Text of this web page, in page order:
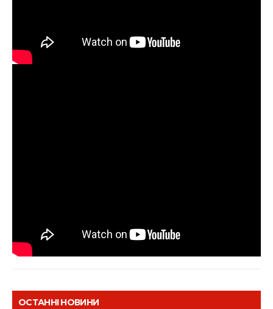
ОСТАННІ НОВИНИ